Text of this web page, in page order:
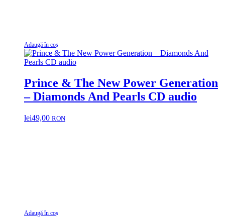
Adaugă în coș
Prince & The New Power Generation
– Diamonds And Pearls CD audio
lei49,00 RON
Adaugă în coș